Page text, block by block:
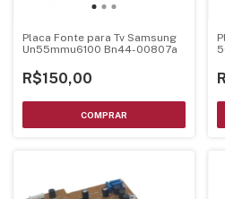
Placa Fonte para Tv Samsung
Un55mmu6100 Bn44-00807a
R$150,00